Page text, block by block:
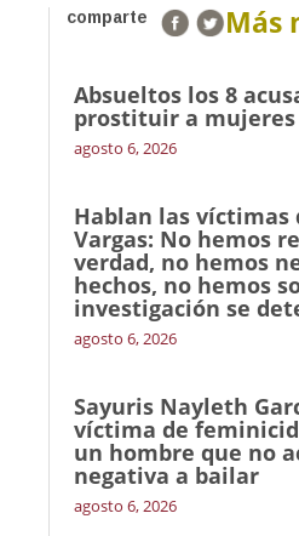
comparte Más
Absueltos los 8
prostituir a
agosto 6, 2026
Hablan las víctimas
Vargas: No hemos
verdad, no hemos
hechos, no hemos
investigación se
agosto 6, 2026
Sayuris Nayleth
víctima de
un hombre que no
negativa a bailar
agosto 6, 2026